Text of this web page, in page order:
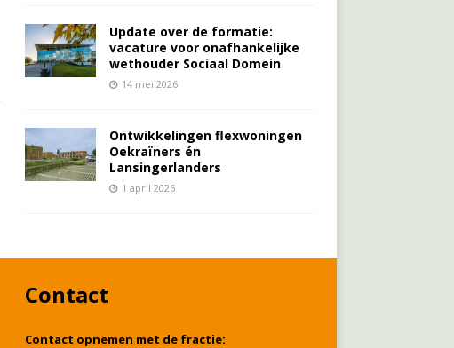
Update over de formatie:
vacature voor onafhankelijke
wethouder Sociaal Domein
14 mei 2026
Ontwikkelingen flexwoningen
Oekraïners én
Lansingerlanders
1 april 2026
Contact
Contact opnemen met de fractie: